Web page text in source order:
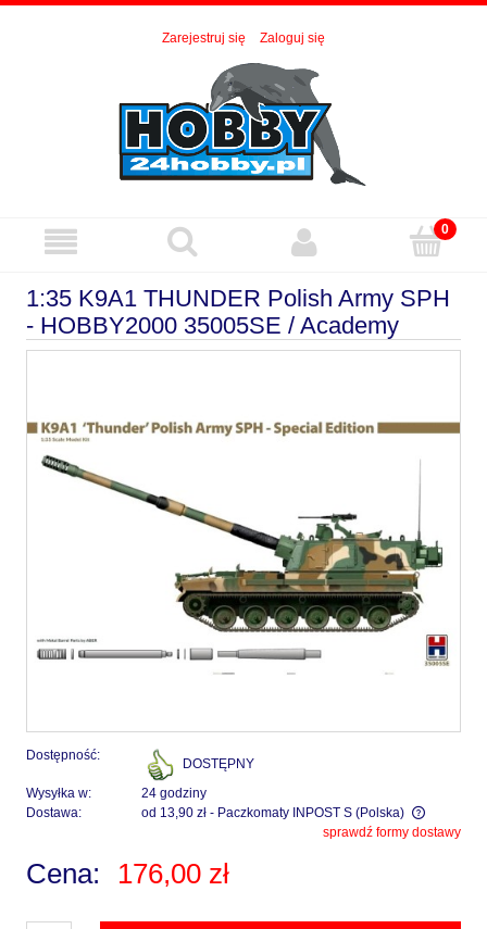
Zarejestruj się Zaloguj się
1:35 K9A1 THUNDER Polish Army SPH
- HOBBY2000 35005SE / Academy
Dostępność:
DOSTĘPNY
Wysyłka w:
24 godziny
Dostawa:
od 13,90 zł - Paczkomaty INPOST S (Polska)
Cena nie zawiera ewentualnych kosztów płatnościsprawdź formy dostawy
Cena: 176,00 zł